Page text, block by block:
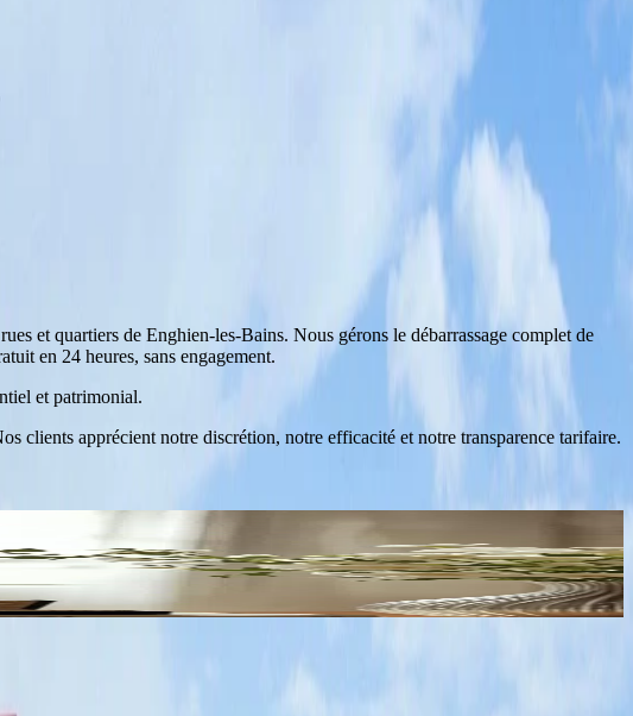
et quartiers de Enghien-les-Bains. Nous gérons le débarrassage complet de
en 24 heures, sans engagement.
et patrimonial.
clients apprécient notre discrétion, notre efficacité et notre transparence tarifaire.